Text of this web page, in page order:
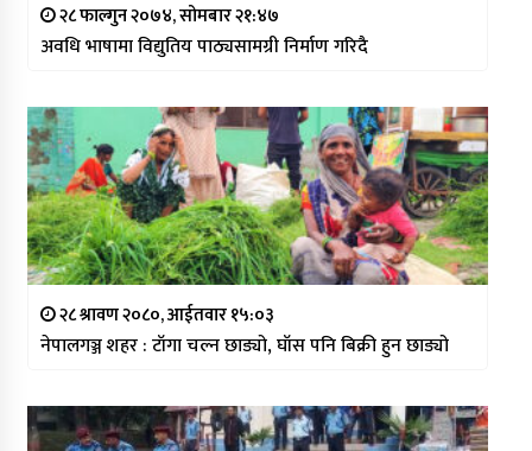
२८ फाल्गुन २०७४, सोमबार २१:४७
अवधि भाषामा विद्युतिय पाठ्यसामग्री निर्माण गरिदै
२८ श्रावण २०८०, आईतवार १५:०३
नेपालगञ्ज शहर : टाँगा चल्न छाड्यो, घाँस पनि बिक्री हुन छाड्यो